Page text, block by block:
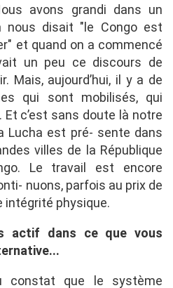
avons grandi dans un
nous disait "le Congo est
et quand on a commencé
un peu ce discours de
Mais, aujourd’hui, il y a de
qui sont mobilisés, qui
c’est sans doute là notre
Lucha est pré- sente dans
villes de la République
Le travail est encore
nuons, parfois au prix de
intégrité physique.
actif dans ce que vous
constat que le système